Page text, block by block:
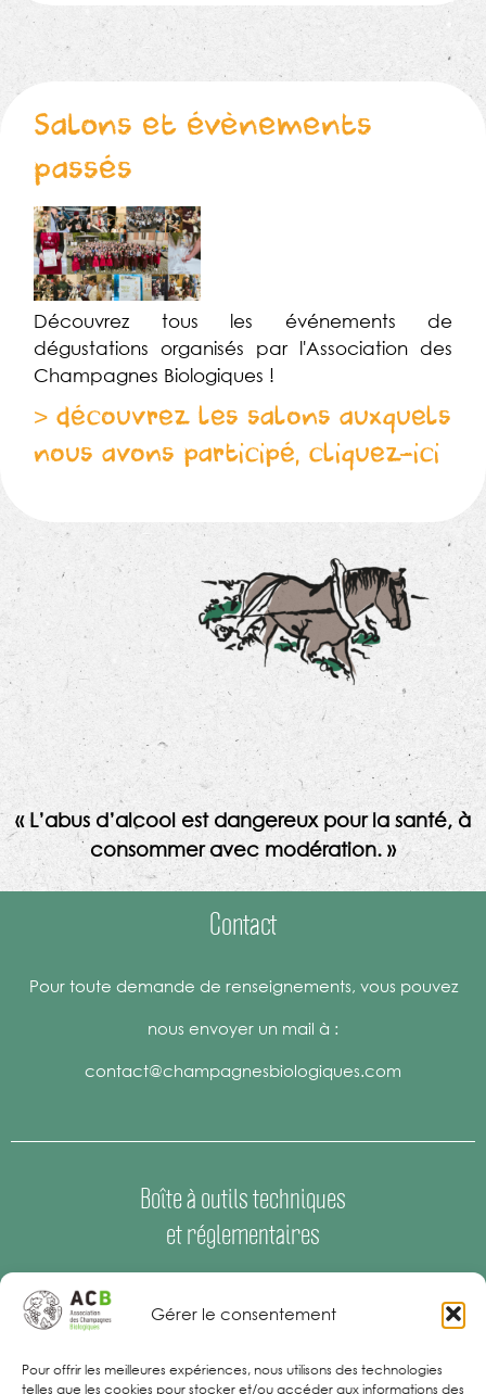
Gérer le consentement
Pour offrir les meilleures expériences, nous utilisons des technologies
telles que les cookies pour stocker et/ou accéder aux informations des
Salons et évènements
passés
Découvrez tous les événements de
dégustations organisés par l'Association des
Champagnes Biologiques !
> découvrez les salons auxquels
nous avons participé, cliquez-ici
« L’abus d’alcool est dangereux pour la santé, à
consommer avec modération. »
Contact
Pour toute demande de renseignements, vous pouvez
nous envoyer un mail à :
contact@champagnesbiologiques.com
Boîte à outils techniques
et réglementaires
Espace Presse